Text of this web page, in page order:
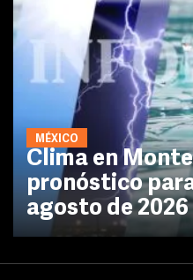
MÉXICO
Clima en
pronóstico
agosto de 2026